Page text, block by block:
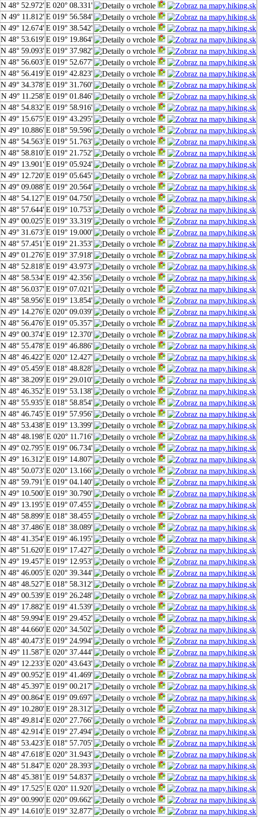
N 48° 52.972'E 020° 08.331'
N 49° 11.812'E 019° 56.584'
N 49° 12.674'E 019° 38.542'
N 48° 53.619'E 019° 19.864'
N 48° 59.093'E 019° 37.982'
N 48° 56.603'E 019° 52.677'
N 48° 56.419'E 019° 42.823'
N 49° 34.378'E 019° 31.760'
N 49° 11.258'E 019° 01.846'
N 48° 54.832'E 019° 58.916'
N 49° 15.675'E 019° 43.295'
N 49° 10.886'E 018° 59.596'
N 48° 54.563'E 019° 51.763'
N 48° 58.810'E 019° 21.752'
N 49° 13.901'E 019° 05.924'
N 49° 12.720'E 019° 05.645'
N 49° 09.088'E 019° 20.564'
N 48° 54.127'E 019° 04.750'
N 48° 57.644'E 019° 10.753'
N 49° 00.025'E 019° 33.319'
N 49° 31.673'E 019° 19.000'
N 48° 57.451'E 019° 21.353'
N 49° 01.276'E 019° 37.918'
N 48° 52.818'E 019° 43.973'
N 48° 58.534'E 019° 42.356'
N 48° 56.037'E 019° 07.021'
N 48° 58.956'E 019° 13.854'
N 49° 14.276'E 020° 09.039'
N 48° 56.476'E 019° 05.357'
N 49° 00.374'E 019° 12.370'
N 48° 55.478'E 019° 46.886'
N 48° 46.422'E 020° 12.427'
N 49° 05.459'E 018° 48.828'
N 48° 38.209'E 019° 29.010'
N 48° 46.352'E 019° 53.138'
N 48° 55.935'E 018° 58.854'
N 48° 46.745'E 019° 57.956'
N 48° 53.438'E 019° 13.399'
N 48° 48.198' E 020° 11.716'
N 49° 02.795'E 019° 06.734'
N 49° 16.312'E 019° 14.807'
N 48° 50.073'E 020° 13.166'
N 48° 59.791'E 019° 04.140'
N 49° 10.500'E 019° 30.790'
N 49° 13.195'E 019° 07.455'
N 48° 58.899'E 018° 38.455'
N 48° 37.486'E 018° 38.089'
N 48° 41.354'E 019° 46.195'
N 48° 51.620'E 019° 17.427'
N 49° 19.457'E 019° 12.953'
N 48° 46.005'E 020° 39.344'
N 48° 48.527'E 018° 58.312'
N 49° 00.539'E 019° 26.248'
N 49° 17.882'E 019° 41.539'
N 48° 59.994'E 019° 29.452'
N 48° 44.660'E 020° 34.502'
N 48° 40.473'E 019° 24.994'
N 49° 11.587'E 020° 37.444'
N 49° 12.233'E 020° 43.643'
N 49° 00.952'E 019° 41.469'
N 48° 45.397'E 019° 00.217'
N 49° 00.864'E 019° 09.697'
N 49° 10.280'E 019° 28.312'
N 48° 49.814'E 020° 27.766'
N 48° 42.914'E 019° 27.494'
N 48° 53.423'E 018° 57.705'
N 48° 47.618'E 020° 31.943'
N 48° 51.847'E 020° 28.393'
N 48° 45.381'E 019° 54.837'
N 49° 17.525' E 020° 11.920'
N 49° 00.990'E 020° 09.662'
N 49° 14.610'E 019° 32.877'